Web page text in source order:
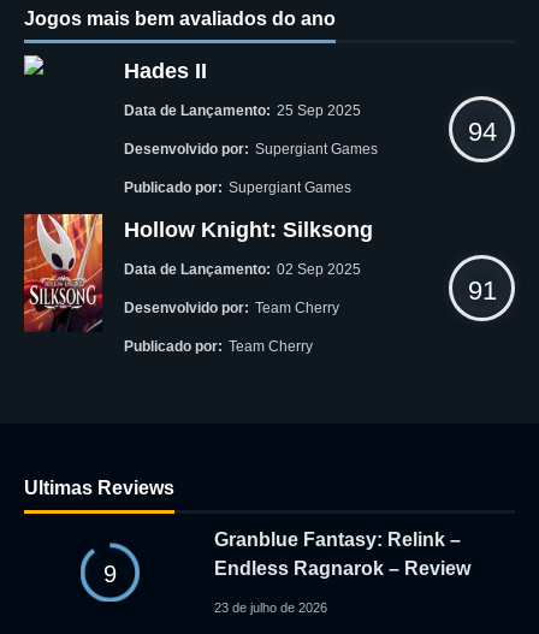
Jogos mais bem avaliados do ano
Hades II
Data de Lançamento: 25 Sep 2025
Desenvolvido por: Supergiant Games
Publicado por: Supergiant Games
94
Hollow Knight: Silksong
Data de Lançamento: 02 Sep 2025
Desenvolvido por: Team Cherry
Publicado por: Team Cherry
91
Ultimas Reviews
9
Granblue Fantasy: Relink –
Endless Ragnarok – Review
23 de julho de 2026